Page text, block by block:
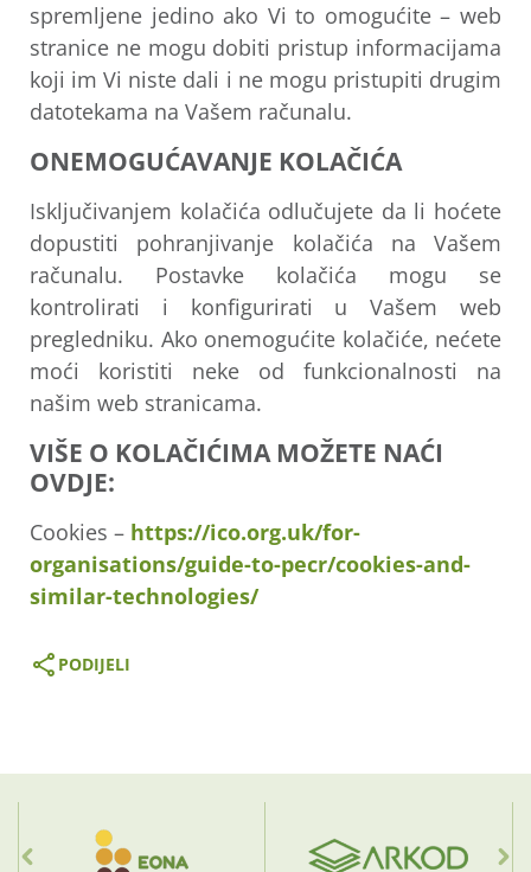
spremljene jedino ako Vi to omogućite – web
stranice ne mogu dobiti pristup informacijama
koji im Vi niste dali i ne mogu pristupiti drugim
datotekama na Vašem računalu.
ONEMOGUĆAVANJE KOLAČIĆA
Isključivanjem kolačića odlučujete da li hoćete
dopustiti pohranjivanje kolačića na Vašem
računalu. Postavke kolačića mogu se
kontrolirati i konfigurirati u Vašem web
pregledniku. Ako onemogućite kolačiće, nećete
moći koristiti neke od funkcionalnosti na
našim web stranicama.
VIŠE O KOLAČIĆIMA MOŽETE NAĆI
OVDJE:
Cookies – https://ico.org.uk/for-
organisations/guide-to-pecr/cookies-and-
similar-technologies/
PODIJELI